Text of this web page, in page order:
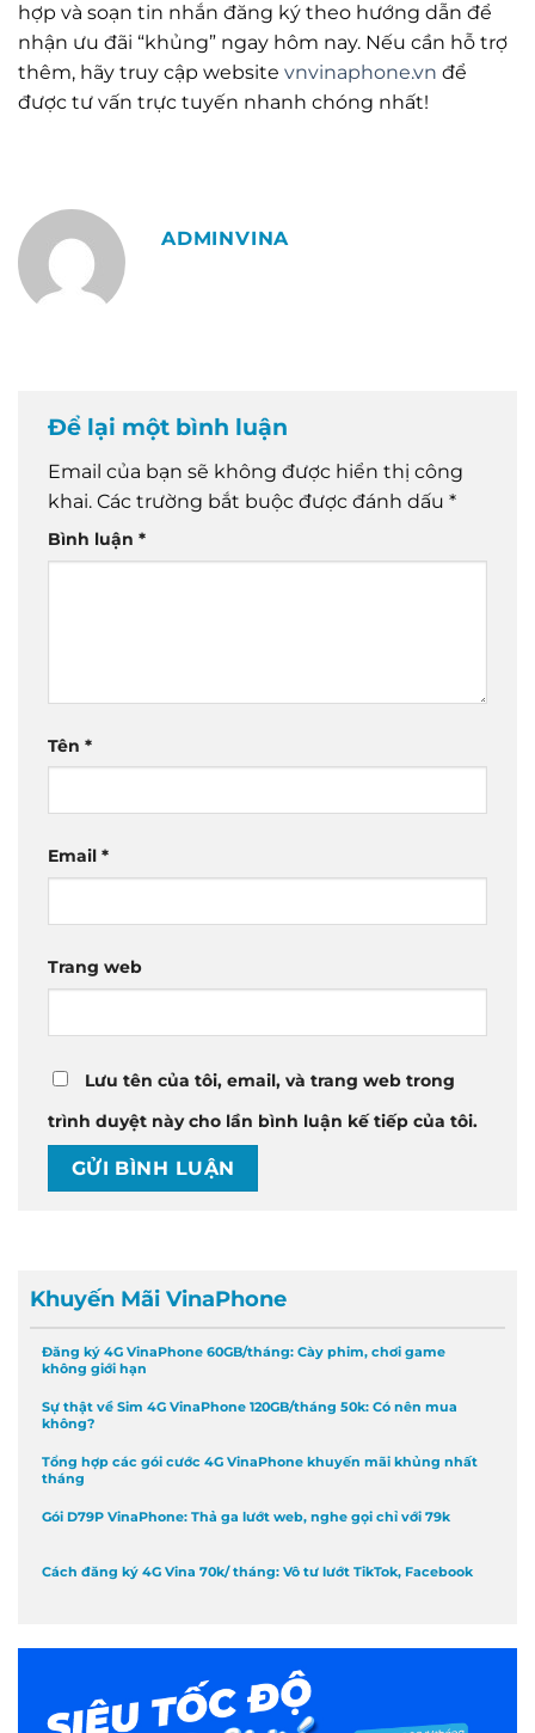
hợp và soạn tin nhắn đăng ký theo hướng dẫn để
nhận ưu đãi “khủng” ngay hôm nay. Nếu cần hỗ trợ
thêm, hãy truy cập website vnvinaphone.vn để
được tư vấn trực tuyến nhanh chóng nhất!
ADMINVINA
Để lại một bình luận
Email của bạn sẽ không được hiển thị công
khai. Các trường bắt buộc được đánh dấu *
Bình luận *
Tên *
Email *
Trang web
Lưu tên của tôi, email, và trang web trong
trình duyệt này cho lần bình luận kế tiếp của tôi.
Khuyến Mãi VinaPhone
Đăng ký 4G VinaPhone 60GB/tháng: Cày phim, chơi game
không giới hạn
Sự thật về Sim 4G VinaPhone 120GB/tháng 50k: Có nên mua
không?
Tổng hợp các gói cước 4G VinaPhone khuyến mãi khủng nhất
tháng
Gói D79P VinaPhone: Thả ga lướt web, nghe gọi chỉ với 79k
Cách đăng ký 4G Vina 70k/ tháng: Vô tư lướt TikTok, Facebook